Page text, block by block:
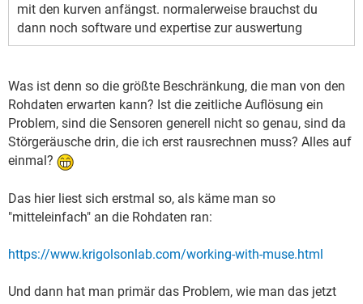
mit den kurven anfängst. normalerweise brauchst du
dann noch software und expertise zur auswertung
Was ist denn so die größte Beschränkung, die man von den
Rohdaten erwarten kann? Ist die zeitliche Auflösung ein
Problem, sind die Sensoren generell nicht so genau, sind da
Störgeräusche drin, die ich erst rausrechnen muss? Alles auf
einmal?
Das hier liest sich erstmal so, als käme man so
"mitteleinfach" an die Rohdaten ran:
https://www.krigolsonlab.com/working-with-muse.html
Und dann hat man primär das Problem, wie man das jetzt